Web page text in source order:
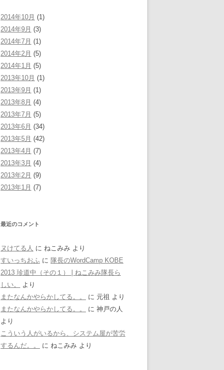
2014年10月 (1)
2014年9月 (3)
2014年7月 (1)
2014年2月 (5)
2014年1月 (5)
2013年10月 (1)
2013年9月 (1)
2013年8月 (4)
2013年7月 (5)
2013年6月 (34)
2013年5月 (42)
2013年4月 (7)
2013年3月 (4)
2013年2月 (9)
2013年1月 (7)
最近のコメント
ヌけてる人 に ねこみみ より
すいっちおふ に 隊長のWordCamp KOBE
2013 珍道中（その１） | ねこみみ隊長ら
しい。
より
またなんかやらかしてる。。
に 元祖 より
またなんかやらかしてる。。
に 神戸の人
より
こういう人がいるから、システム屋が苦労
するんだ。。
に ねこみみ より